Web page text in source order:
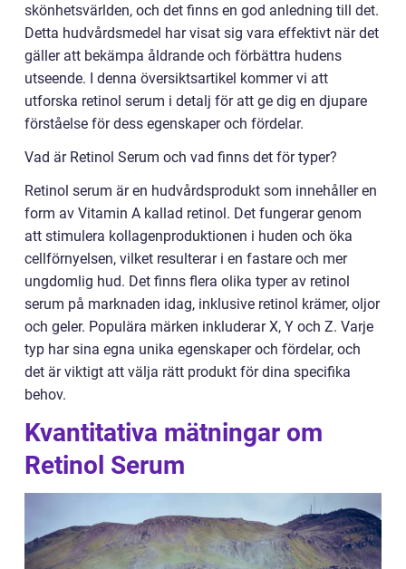
skönhetsvärlden, och det finns en god anledning till det.
Detta hudvårdsmedel har visat sig vara effektivt när det
gäller att bekämpa åldrande och förbättra hudens
utseende. I denna översiktsartikel kommer vi att
utforska retinol serum i detalj för att ge dig en djupare
förståelse för dess egenskaper och fördelar.
Vad är Retinol Serum och vad finns det för typer?
Retinol serum är en hudvårdsprodukt som innehåller en
form av Vitamin A kallad retinol. Det fungerar genom
att stimulera kollagenproduktionen i huden och öka
cellförnyelsen, vilket resulterar i en fastare och mer
ungdomlig hud. Det finns flera olika typer av retinol
serum på marknaden idag, inklusive retinol krämer, oljor
och geler. Populära märken inkluderar X, Y och Z. Varje
typ har sina egna unika egenskaper och fördelar, och
det är viktigt att välja rätt produkt för dina specifika
behov.
Kvantitativa mätningar om
Retinol Serum